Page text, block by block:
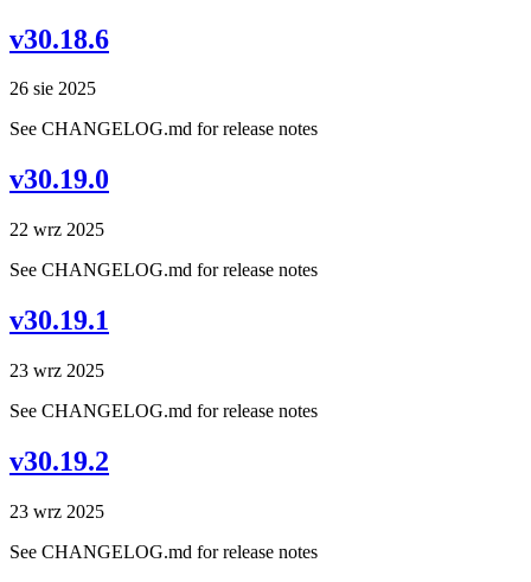
v30.18.6
26 sie 2025
See CHANGELOG.md for release notes
v30.19.0
22 wrz 2025
See CHANGELOG.md for release notes
v30.19.1
23 wrz 2025
See CHANGELOG.md for release notes
v30.19.2
23 wrz 2025
See CHANGELOG.md for release notes